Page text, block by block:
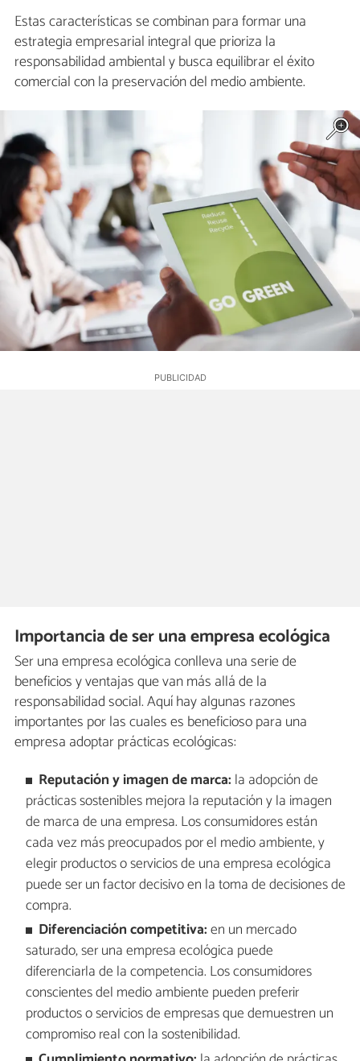
Estas características se combinan para formar una
estrategia empresarial integral que prioriza la
responsabilidad ambiental y busca equilibrar el éxito
comercial con la preservación del medio ambiente.
Importancia de ser una empresa ecológica
Ser una empresa ecológica conlleva una serie de
beneficios y ventajas que van más allá de la
responsabilidad social. Aquí hay algunas razones
importantes por las cuales es beneficioso para una
empresa adoptar prácticas ecológicas:
Reputación y imagen de marca: la adopción de
prácticas sostenibles mejora la reputación y la imagen
de marca de una empresa. Los consumidores están
cada vez más preocupados por el medio ambiente, y
elegir productos o servicios de una empresa ecológica
puede ser un factor decisivo en la toma de decisiones de
compra.
Diferenciación competitiva:en un mercado
saturado, ser una empresa ecológica puede
diferenciarla de la competencia. Los consumidores
conscientes del medio ambiente pueden preferir
productos o servicios de empresas que demuestren un
compromiso real con la sostenibilidad.